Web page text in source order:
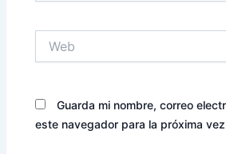
Guarda mi nombre, correo
este navegador para la próxima